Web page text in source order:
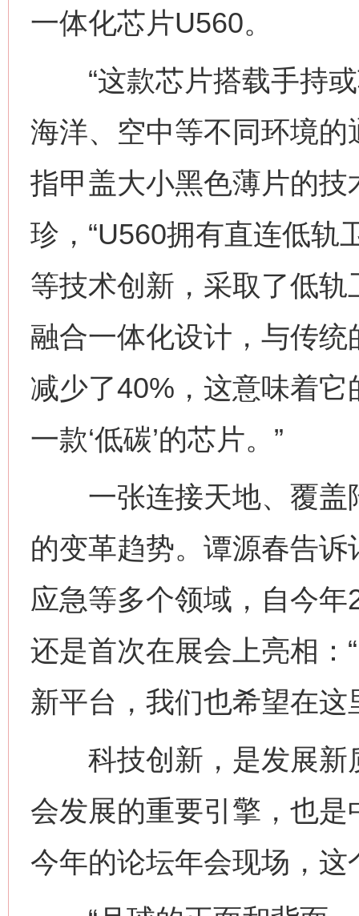
一体化芯片U560。
“这款芯片搭载手持或
海洋、空中等不同环境的
指甲盖大小黑色薄片的
珍，“U560拥有直连低轨
等技术创新，采取了低
融合一体化设计，与传
减少了40%，这意味着
一款‘低碳’的芯片。”
一张连接天地、覆盖
的变革趋势。谭源春告
应急等多个领域，自今
还是首次在展会上亮相：
新平台，我们也希望在
科技创新，是发展新
会发展的重要引擎，也
今年的论坛年会现场，